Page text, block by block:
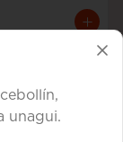
queso crema y
salmón
unagui.